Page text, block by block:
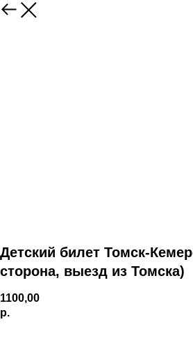
Детский билет Томск-
сторона, выезд из Томска)
1100,00
р.